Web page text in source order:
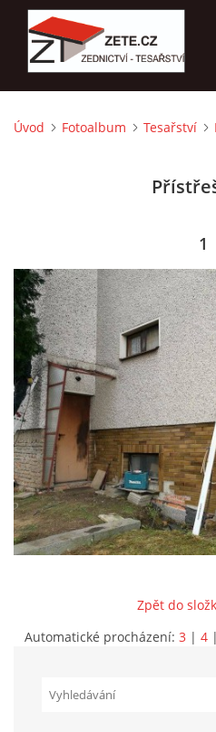
ÚVOD
KONTAKTY
3D VIZUALIZACE
Marek
Studýnka
Hronov
549 46
+420
Tisk
Úvod Fotoalbum Tesařství
1
Zpět do
Automatické procházení: 3 | 4 |